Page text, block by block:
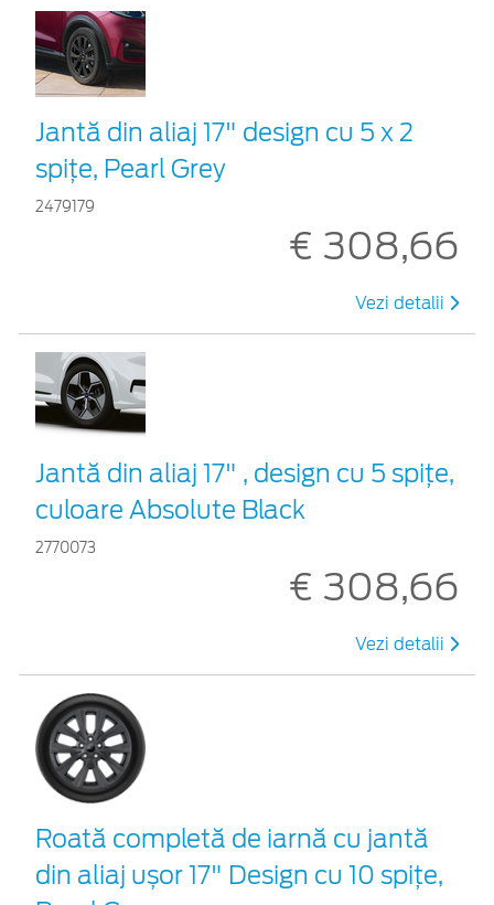
Jantă din aliaj 17" design cu 5 x 2
spiţe, Pearl Grey
2479179
€ 308,66
Vezi detalii
Jantă din aliaj 17" , design cu 5 spiţe,
culoare Absolute Black
2770073
€ 308,66
Vezi detalii
Roată completă de iarnă cu jantă
din aliaj ușor 17" Design cu 10 spițe,